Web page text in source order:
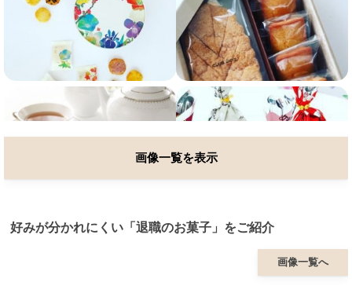
画像一覧を表示
好みが分かれにくい「退職のお菓子」をご紹介
画像一覧へ